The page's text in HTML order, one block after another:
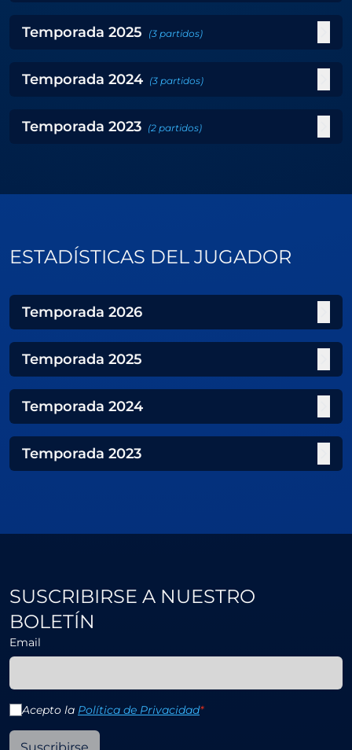
Temporada 2025 (3 partidos)
Temporada 2024 (3 partidos)
Temporada 2023 (2 partidos)
ESTADÍSTICAS DEL JUGADOR
Temporada 2026
Temporada 2025
Temporada 2024
Temporada 2023
SUSCRIBIRSE A NUESTRO
BOLETÍN
Email
Acepto la Política de Privacidad*